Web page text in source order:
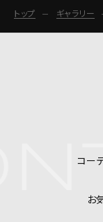
トップ ギャラリー
コー
お